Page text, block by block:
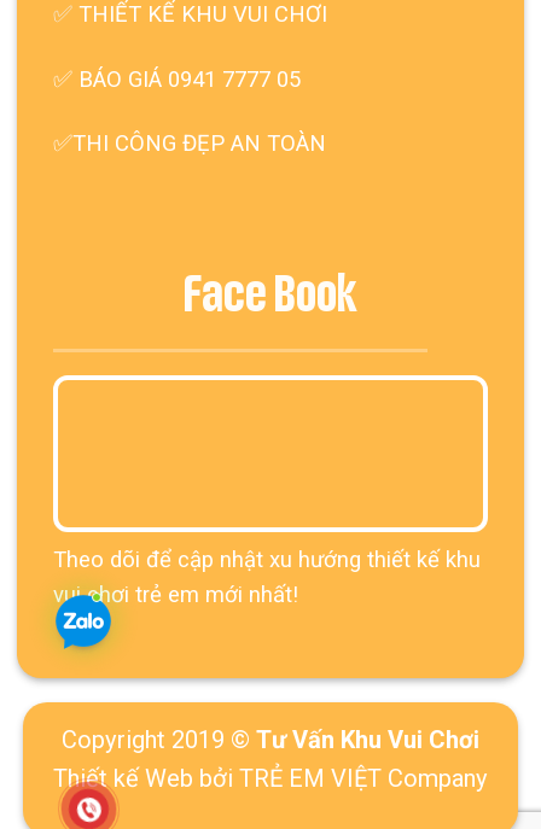
✅THIẾT KẾ KHU VUI CHƠI
✅ BÁO GIÁ 0941 7777 05
✅THI CÔNG ĐẸP AN TOÀN
Face Book
Theo dõi để cập nhật xu hướng thiết kế khu
vui chơi trẻ em mới nhất!
Copyright 2019 © Tư Vấn Khu Vui Chơi
Thiết kế Web bởi TRẺ EM VIỆT Company